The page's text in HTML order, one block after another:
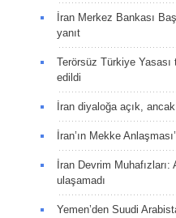
İran Merkez Bankası
yanıt
Terörsüz Türkiye
edildi
İran diyaloğa açık,
İran’ın Mekke
İran Devrim
ulaşamadı
Yemen’den Suudi